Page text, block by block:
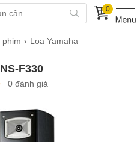
0
phim Loa Yamaha
F330
0 đánh giá